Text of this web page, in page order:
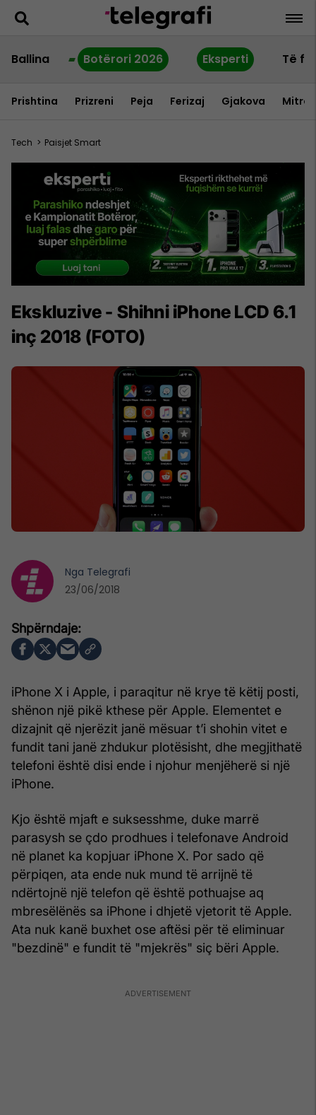
Ballina Botërori 2026 Eksperti Të
Prishtina Prizreni Peja Ferizaj Gjakova
Tech > Paisjet Smart
Ekskluzive - Shihni iPhone LCD 6.1
inç 2018 (FOTO)
iPhone X i Apple, i paraqitur në krye të këtij posti,
shënon një pikë kthese për Apple. Elementet e
dizajnit që njerëzit janë mësuar t’i shohin vitet e
fundit tani janë zhdukur plotësisht, dhe megjithatë
telefoni është disi ende i njohur menjëherë si një
iPhone.
Kjo është mjaft e suksesshme, duke marrë
parasysh se çdo prodhues i telefonave Android
në planet ka kopjuar iPhone X. Por sado që
përpiqen, ata ende nuk mund të arrijnë të
ndërtojnë një telefon që është pothuajse aq
mbresëlënës sa iPhone i dhjetë vjetorit të Apple.
Ata nuk kanë buxhet ose aftësi për të eliminuar
"bezdinë" e fundit të "mjekrës" siç bëri Apple.
Nga Telegrafi
23/06/2018